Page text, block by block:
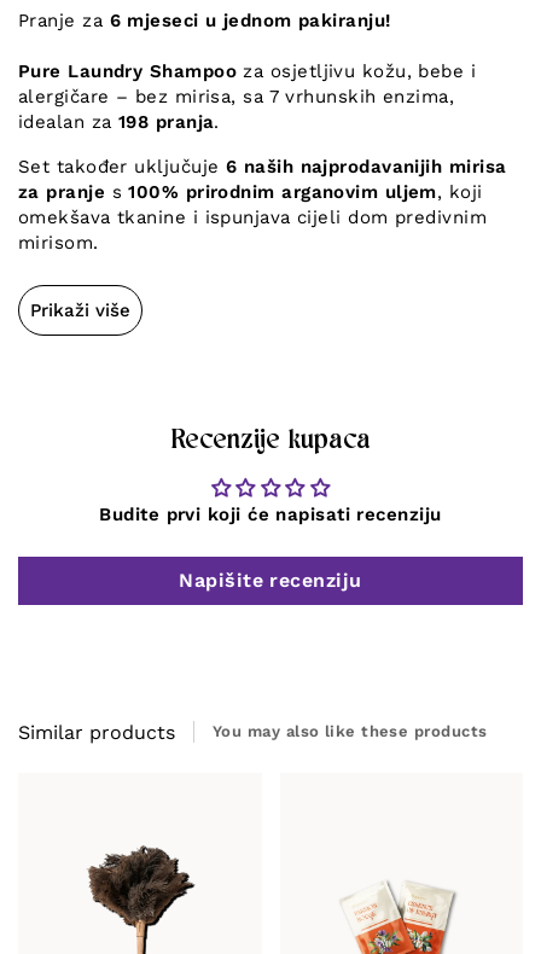
Pranje za 6 mjeseci u jednom pakiranju!
Pure Laundry Shampoo za osjetljivu kožu, bebe i
alergičare – bez mirisa, sa 7 vrhunskih enzima,
idealan za 198 pranja.
Set također uključuje 6 naših najprodavanijih mirisa
za pranje s100% prirodnim arganovim uljem, koji
omekšava tkanine i ispunjava cijeli dom predivnim
mirisom.
Prikaži više
Recenzije kupaca
Budite prvi koji će napisati recenziju
Napišite recenziju
Similar products You may also like these products